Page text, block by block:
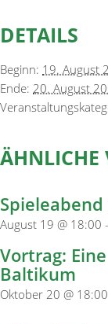
DETAILS
Beginn: 19. August
Ende: 20. August
ÄHNLICHE
August 19 @ 18:00 -
Vortrag:
Baltikum
Oktober 20 @ 18:00